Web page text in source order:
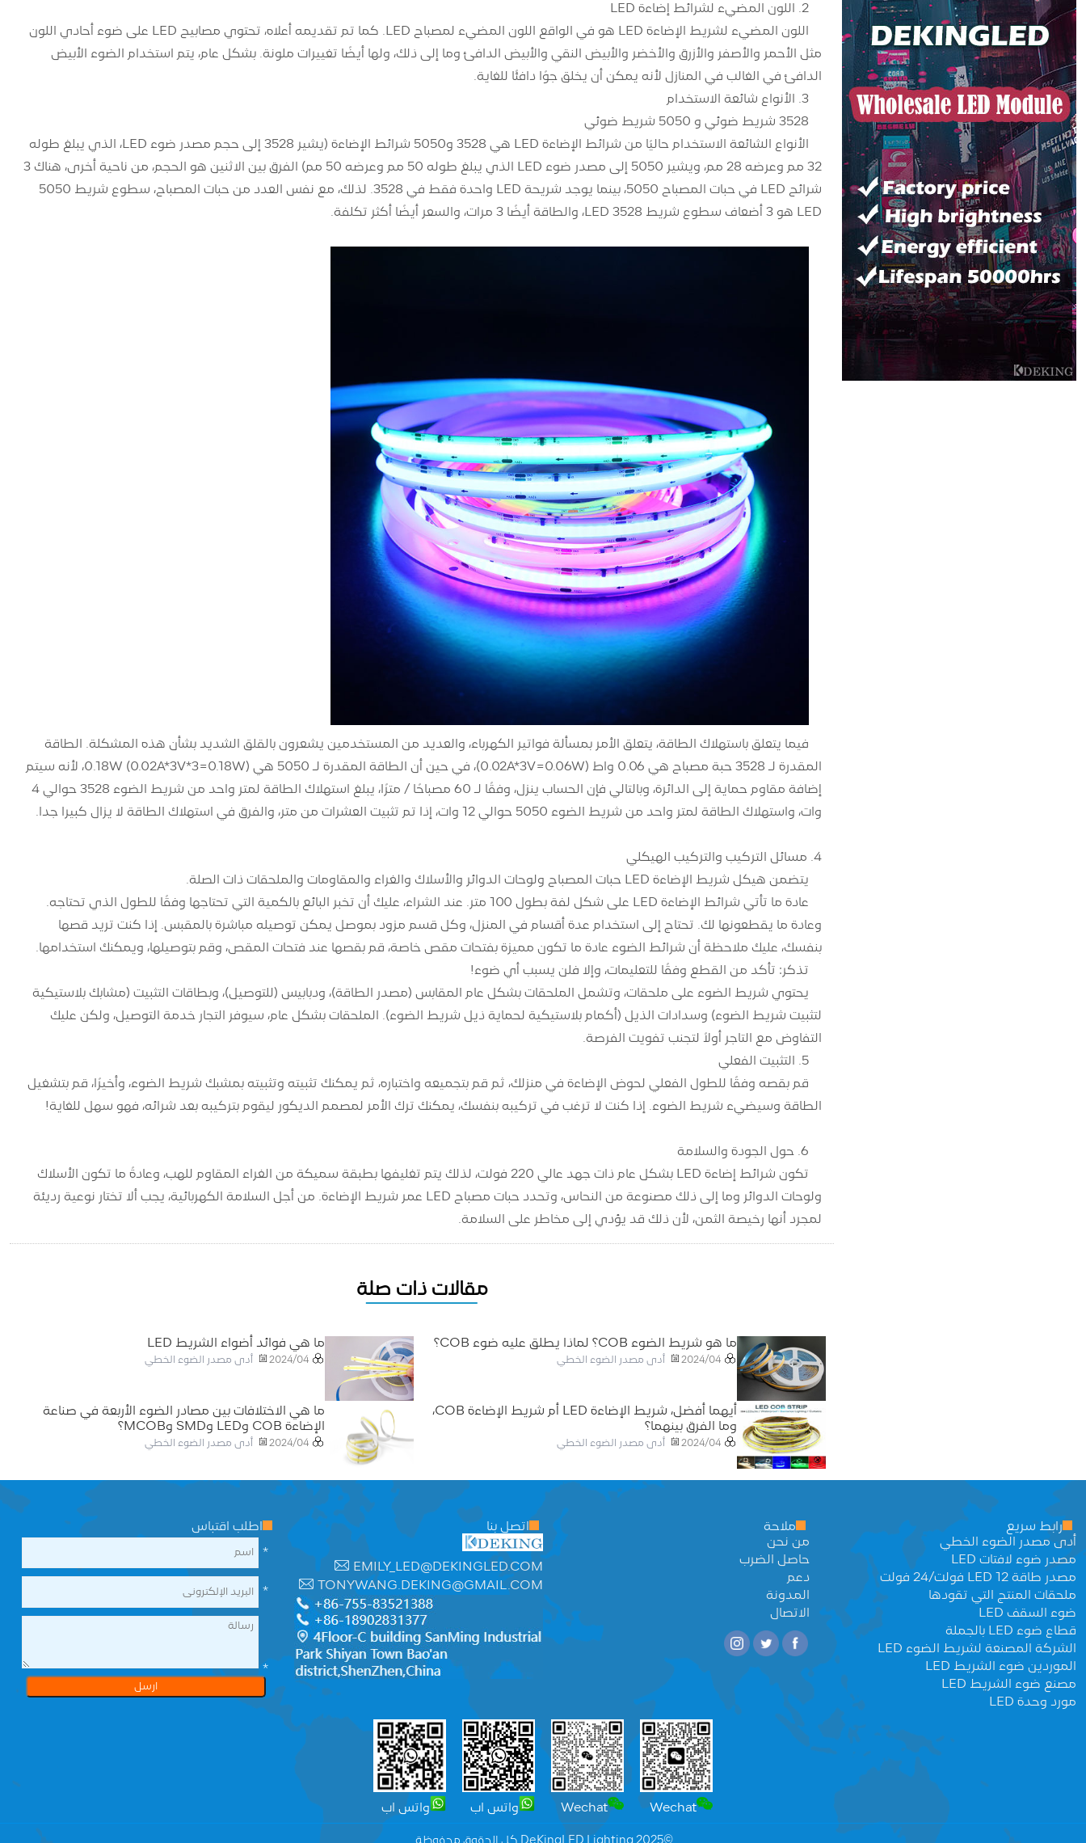
2. اللون المضيء لشرائط إضاءة LED
اللون المضيء لشريط الإضاءة LED هو في الواقع اللون المضيء لمصباح LED. كما تم تقديمه أعلاه، تحتوي مصابيح LED على ضوء أحادي اللون
مثل الأحمر والأصفر والأزرق والأخضر والأبيض النقي والأبيض الدافئ وما إلى ذلك، ولها أيضًا تغييرات ملونة. بشكل عام، يتم استخدام الضوء الأبيض
الدافئ في الغالب في المنازل لأنه يمكن أن يخلق جوًا دافئًا للغاية.
3. الأنواع شائعة الاستخدام
3528 شريط ضوئي و 5050 شريط ضوئي
الأنواع الشائعة الاستخدام حاليًا من شرائط الإضاءة LED هي 3528 و5050 شرائط الإضاءة (يشير 3528 إلى حجم مصدر ضوء LED، الذي يبلغ طوله
32 مم وعرضه 28 مم، ويشير 5050 إلى مصدر ضوء LED الذي يبلغ طوله 50 مم وعرضه 50 مم) الفرق بين الاثنين هو الحجم، من ناحية أخرى، هناك 3
شرائح LED في حبات المصباح 5050، بينما يوجد شريحة LED واحدة فقط في 3528. لذلك، مع نفس العدد من حبات المصباح، سطوع شريط 5050
LED هو 3 أضعاف سطوع شريط 3528 LED، والطاقة أيضًا 3 مرات، والسعر أيضًا أكثر تكلفة.
فيما يتعلق باستهلاك الطاقة، يتعلق الأمر بمسألة فواتير الكهرباء، والعديد من المستخدمين يشعرون بالقلق الشديد بشأن هذه المشكلة. الطاقة
المقدرة لـ 3528 حبة مصباح هي 0.06 واط (0.02A*3V=0.06W)، في حين أن الطاقة المقدرة لـ 5050 هي 0.18W (0.02A*3V*3=0.18W)، لأنه سيتم
إضافة مقاوم حماية إلى الدائرة، وبالتالي فإن الحساب ينزل، وفقًا لـ 60 مصباحًا / مترًا، يبلغ استهلاك الطاقة لمتر واحد من شريط الضوء 3528 حوالي 4
وات، واستهلاك الطاقة لمتر واحد من شريط الضوء 5050 حوالي 12 وات، إذا تم تثبيت العشرات من متر، والفرق في استهلاك الطاقة لا يزال كبيرا جدا.
4. مسائل التركيب والتركيب الهيكلي
يتضمن هيكل شريط الإضاءة LED حبات المصباح ولوحات الدوائر والأسلاك والغراء والمقاومات والملحقات ذات الصلة.
عادة ما تأتي شرائط الإضاءة LED على شكل لفة بطول 100 متر. عند الشراء، عليك أن تخبر البائع بالكمية التي تحتاجها وفقًا للطول الذي تحتاجه.
وعادة ما يقطعونها لك. تحتاج إلى استخدام عدة أقسام في المنزل، وكل قسم مزود بموصل يمكن توصيله مباشرة بالمقبس. إذا كنت تريد قصها
بنفسك، عليك ملاحظة أن شرائط الضوء عادة ما تكون مميزة بفتحات مقص خاصة، قم بقصها عند فتحات المقص، وقم بتوصيلها، ويمكنك استخدامها.
تذكر: تأكد من القطع وفقًا للتعليمات، وإلا فلن يسبب أي ضوء!
يحتوي شريط الضوء على ملحقات، وتشمل الملحقات بشكل عام المقابس (مصدر الطاقة)، ​​ودبابيس (للتوصيل)، وبطاقات التثبيت (مشابك بلاستيكية
لتثبيت شريط الضوء) وسدادات الذيل (أكمام بلاستيكية لحماية ذيل شريط الضوء). الملحقات بشكل عام، سيوفر التجار خدمة التوصيل، ولكن عليك
التفاوض مع التاجر أولاً لتجنب تفويت الفرصة.
5. التثبيت الفعلي
قم بقصه وفقًا للطول الفعلي لحوض الإضاءة في منزلك، ثم قم بتجميعه واختباره، ثم يمكنك تثبيته وتثبيته بمشبك شريط الضوء، وأخيرًا، قم بتشغيل
الطاقة وسيضيء شريط الضوء. إذا كنت لا ترغب في تركيبه بنفسك، يمكنك ترك الأمر لمصمم الديكور ليقوم بتركيبه بعد شرائه، فهو سهل للغاية!
6. حول الجودة والسلامة
تكون شرائط إضاءة LED بشكل عام ذات جهد عالي 220 فولت، لذلك يتم تغليفها بطبقة سميكة من الغراء المقاوم للهب، وعادةً ما تكون الأسلاك
ولوحات الدوائر وما إلى ذلك مصنوعة من النحاس، وتحدد حبات مصباح LED عمر شريط الإضاءة. من أجل السلامة الكهربائية، يجب ألا تختار نوعية رديئة
لمجرد أنها رخيصة الثمن، لأن ذلك قد يؤدي إلى مخاطر على السلامة.
مقالات ذات صلة
ما هو شريط الضوء COB؟ لماذا يطلق عليه ضوء COB؟
2024/04 أدى مصدر الضوء الخطي
ما هي فوائد أضواء الشريط LED
2024/04 أدى مصدر الضوء الخطي
أيهما أفضل، شريط الإضاءة LED أم شريط الإضاءة COB،
وما الفرق بينهما؟
2024/04 أدى مصدر الضوء الخطي
ما هي الاختلافات بين مصادر الضوء الأربعة في صناعة
الإضاءة COB وLED وSMD وMCOB؟
2024/04 أدى مصدر الضوء الخطي
رابط سريع
أدى مصدر الضوء الخطي
مصدر ضوء لافتات LED
مصدر طاقة LED 12 فولت/24 فولت
ملحقات المنتج التي تقودها
ضوء السقف LED
قطاع ضوء LED بالجملة
الشركة المصنعة لشريط الضوء LED
الموردين ضوء الشريط LED
مصنع ضوء الشريط LED
مورد وحدة LED
ملاحة
من نحن
حاصل الضرب
دعم
المدونة
الاتصال
اتصل بنا
EMILY_LED@DEKINGLED.COM
TONYWANG.DEKING@GMAIL.COM
اطلب اقتباس
*
*
*
ارسل
Wechat
Wechat واتس اب واتس اب